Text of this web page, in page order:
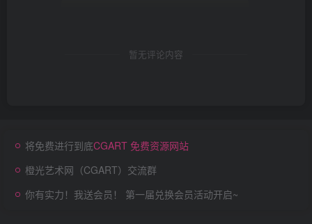
暂无评论内容
将免费进行到底CGART 免费资源网站
橙光艺术网（CGART）交流群
你有实力！我送会员！ 第一届兑换会员活动开启~